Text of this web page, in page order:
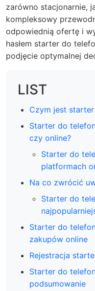
zarówno stacjonarnie,
kompleksowy
odpowiednią ofertę i
hasłem starter do
podjęcie optymalnej
LIST
Czym jest
Starter do
czy online?
Starter do
platformach
Na co zwrócić
Starter do
Starter do
zakupów online
Rejestracja
Starter do
podsumowanie